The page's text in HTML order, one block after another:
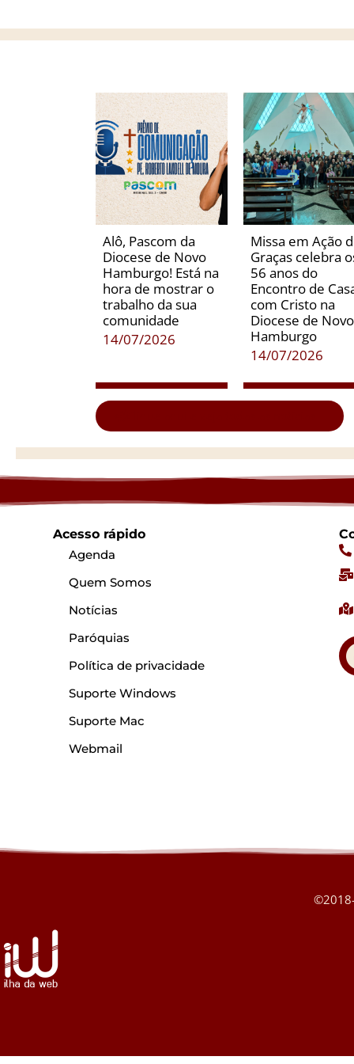
Alô, Pascom da
Diocese de Novo
Hamburgo! Está na
hora de mostrar o
trabalho da sua
comunidade
14/07/2026
Missa em Ação
Graças celebra
56 anos do
Encontro de
com Cristo na
Diocese de Novo
Hamburgo
14/07/2026
Acesso rápido
Agenda
Quem Somos
Notícias
Paróquias
Política de privacidade
Suporte Windows
Suporte Mac
Webmail